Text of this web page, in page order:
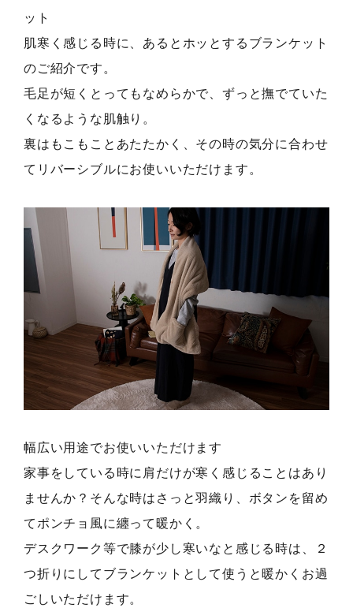
ット
肌寒く感じる時に、あるとホッとするブランケット
のご紹介です。
毛足が短くとってもなめらかで、ずっと撫でていた
くなるような肌触り。
裏はもこもことあたたかく、その時の気分に合わせ
てリバーシブルにお使いいただけます。
幅広い用途でお使いいただけます
家事をしている時に肩だけが寒く感じることはあり
ませんか？そんな時はさっと羽織り、ボタンを留め
てポンチョ風に纏って暖かく。
デスクワーク等で膝が少し寒いなと感じる時は、２
つ折りにしてブランケットとして使うと暖かくお過
ごしいただけます。